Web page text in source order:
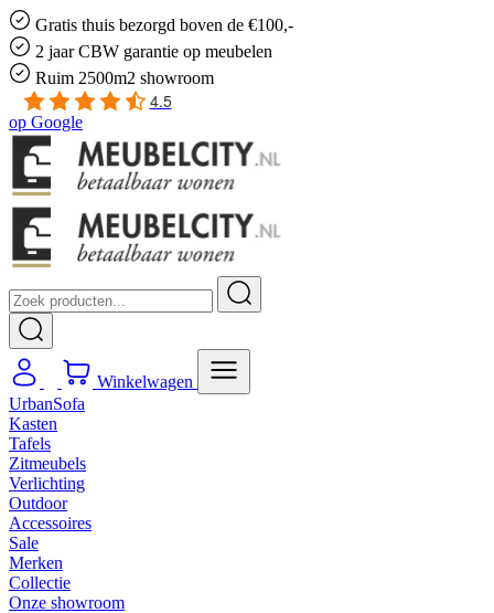
Gratis thuis bezorgd boven de €100,-
2 jaar CBW garantie op meubelen
Ruim 2500m2 showroom
4.5
op Google
Winkelwagen
UrbanSofa
Kasten
Tafels
Zitmeubels
Verlichting
Outdoor
Accessoires
Sale
Merken
Collectie
Onze showroom